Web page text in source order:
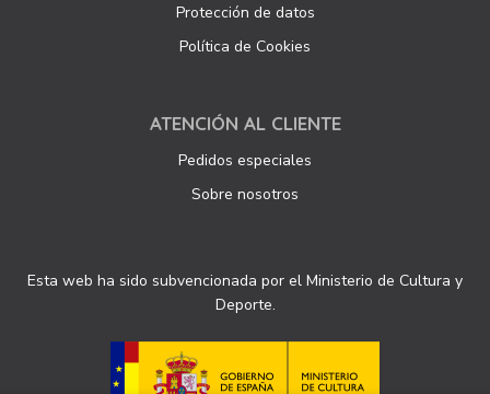
Protección de datos
Política de Cookies
ATENCIÓN AL CLIENTE
Pedidos especiales
Sobre nosotros
Esta web ha sido subvencionada por el Ministerio de Cultura y
Deporte.